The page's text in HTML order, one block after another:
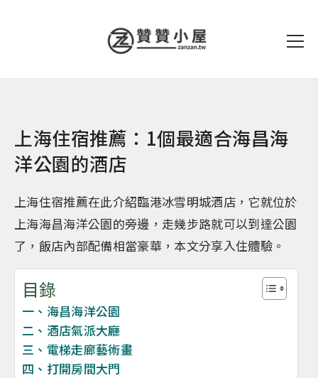
上海住宿推薦：1個最適合海昌海
洋公園的酒店
上海住宿推薦在此介紹臨港冰雪明城酒店，它就位於
上海海昌海洋公園的旁邊，走幾步路就可以到達公園
了，飯店內部配備相當豪華，本文分享入住體驗。
目錄
一、海昌海洋公園
二、酒店氣派大廳
三、電梯走廊藝術畫
四、打開房間大門